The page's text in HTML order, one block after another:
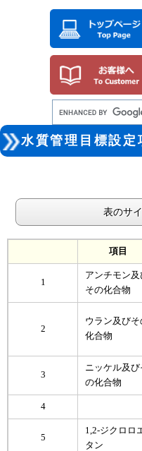
文
へ
本
文
水質管理目標設定
表のサ
項目
1
アンチモン及
その化合物
2
ウラン及びそ
化合物
3
ニッケル及び
の化合物
4
5
1,2-ジクロロ
タン